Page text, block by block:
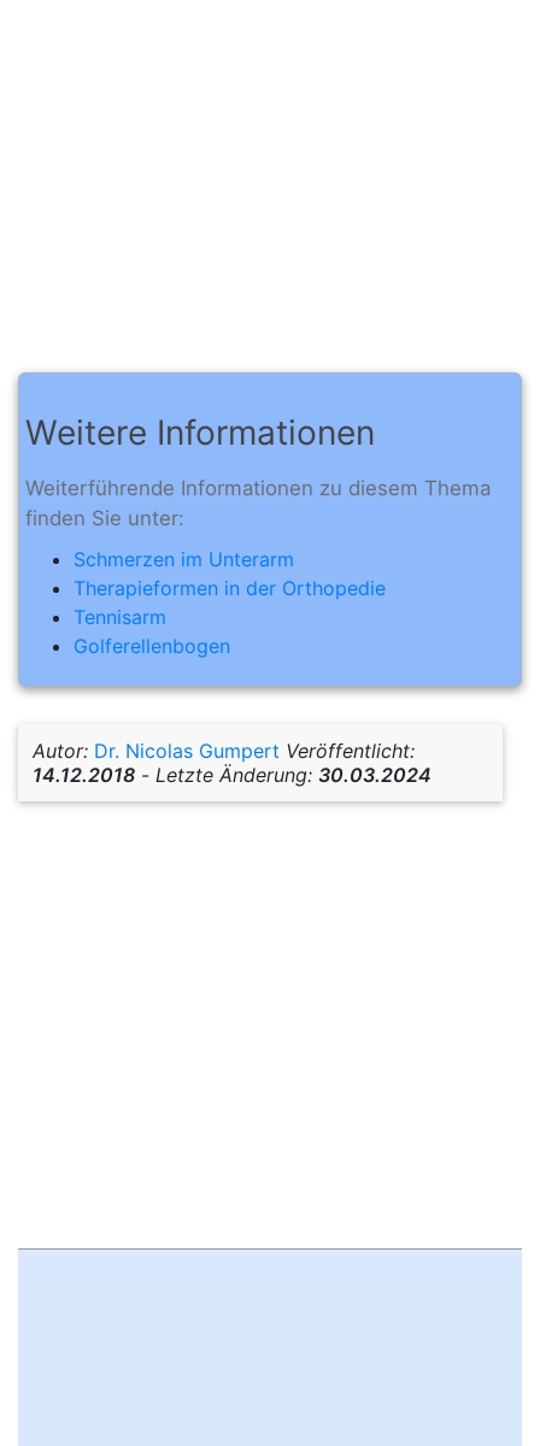
Weitere Informationen
Weiterführende Informationen zu diesem Thema
finden Sie unter:
Schmerzen im Unterarm
Therapieformen in der Orthopedie
Tennisarm
Golferellenbogen
Autor: Dr. Nicolas Gumpert Veröffentlicht:
14.12.2018 - Letzte Änderung: 30.03.2024